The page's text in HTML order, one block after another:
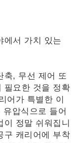
에서 가치 있는
축, 무선 제어 또
필요한 것을 정확
어가 특별한 이
압식으로 들어
이 정말 쉬워집니
구 캐리어에 부착